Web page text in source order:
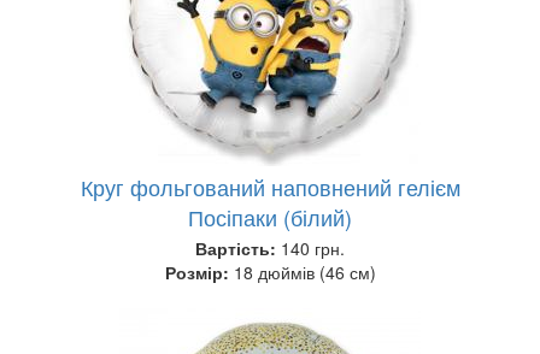
Круг фольгований наповнений гелієм
Посіпаки (білий)
Вартість: 140 грн.
Розмір: 18 дюймів (46 см)